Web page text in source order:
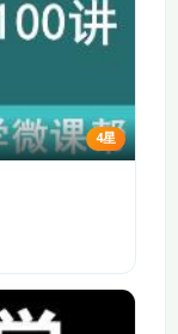
八章 第三节 控制
章 销售与收款循
的审计 第一节 销
与收款循环的特点
九章 第四节 销售
” 科目，贷记 “主
状况，按照资产、
债和所有者权益的
展示企业的收
金等价物流入和
动产生的现金流
4星